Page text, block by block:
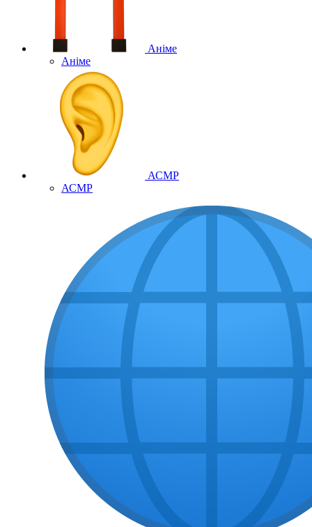
Аніме
Аніме
АСМР
АСМР